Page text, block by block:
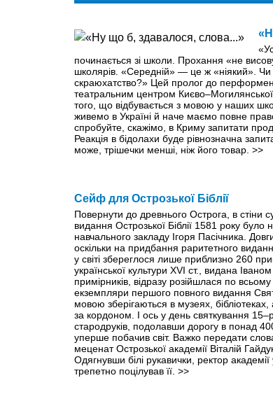
починається зі школи. Прохання «не
школярів. «Середній» — це ж «ніякий».
скраюхатство?» Цей пролог до
театральним центром
того, що відбувається з мовою у наших
живемо в Україні й наче маємо повне
спробуйте, скажімо, в Криму запитати
Реакція в бідолахи буде рівнозначна
може, трішечки менші, ніж його товар. >>
Сейф для Острозької Біблії
Повернути до древнього Острога, в стіни
видання Острозької Біблії 1581 року
навчального закладу Ігоря Пасічника.
оскільки на придбання раритетного
у світі збереглося лише приблизно 260
української культури XVI ст., видана
примірників, відразу розійшлася по всьому
екземпляри першого повного видання
мовою зберігаються в музеях,
за кордоном. І ось у день святкування
стародруків, подолавши дорогу в понад
уперше побачив світ. Важко передати
меценат Острозької академії Віталій
Одягнувши білі рукавички, ректор
трепетно поцілував її. >>